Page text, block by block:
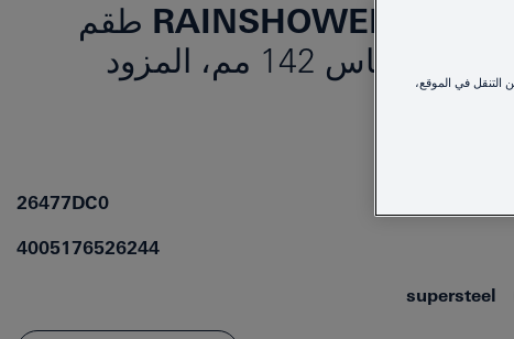
RAINSHOWER طقم
الدش الرأسي السقفي مقاس 142 مم، المزود
26477DC0
4005176526244
supersteel
التنقل في الموقع،